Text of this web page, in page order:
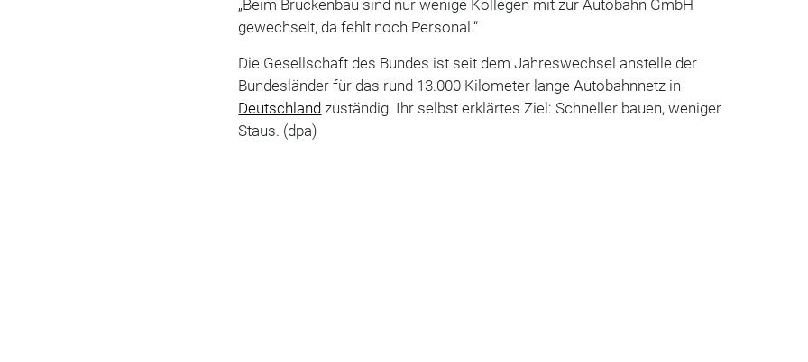
„Beim Brückenbau sind nur wenige Kollegen mit zur Autobahn GmbH
gewechselt, da fehlt noch Personal.“
Die Gesellschaft des Bundes ist seit dem Jahreswechsel anstelle der
Bundesländer für das rund 13.000 Kilometer lange Autobahnnetz in
Deutschland zuständig. Ihr selbst erklärtes Ziel: Schneller bauen, weniger
Staus. (dpa)